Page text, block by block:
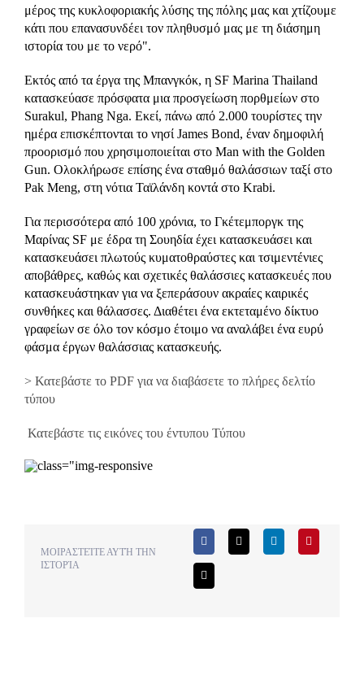
μέρος της κυκλοφοριακής λύσης της πόλης μας και χτίζουμε
κάτι που επανασυνδέει τον πληθυσμό μας με τη διάσημη
ιστορία του με το νερό".
Εκτός από τα έργα της Μπανγκόκ, η SF Marina Thailand
κατασκεύασε πρόσφατα μια προσγείωση πορθμείων στο
Surakul, Phang Nga. Εκεί, πάνω από 2.000 τουρίστες την
ημέρα επισκέπτονται το νησί James Bond, έναν δημοφιλή
προορισμό που χρησιμοποιείται στο Man with the Golden
Gun. Ολοκλήρωσε επίσης ένα σταθμό θαλάσσιων ταξί στο
Pak Meng, στη νότια Ταϊλάνδη κοντά στο Krabi.
Για περισσότερα από 100 χρόνια, το Γκέτεμποργκ της
Μαρίνας SF με έδρα τη Σουηδία έχει κατασκευάσει και
κατασκευάσει πλωτούς κυματοθραύστες και τσιμεντένιες
αποβάθρες, καθώς και σχετικές θαλάσσιες κατασκευές που
κατασκευάστηκαν για να ξεπεράσουν ακραίες καιρικές
συνθήκες και θάλασσες. Διαθέτει ένα εκτεταμένο δίκτυο
γραφείων σε όλο τον κόσμο έτοιμο να αναλάβει ένα ευρύ
φάσμα έργων θαλάσσιας κατασκευής.
> Κατεβάστε το PDF για να διαβάσετε το πλήρες δελτίο
τύπου
Κατεβάστε τις εικόνες του έντυπου Τύπου
ΜΟΙΡΑΣΤΕΊΤΕ ΑΥΤΉ ΤΗΝ
ΙΣΤΟΡΊΑ